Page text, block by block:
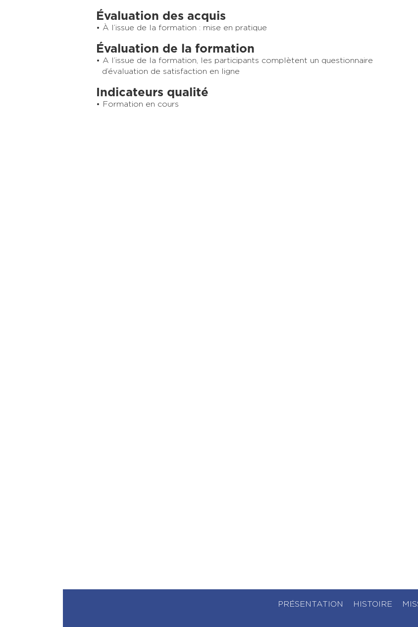
Évaluation des acquis
À l’issue de la formation : mise en pratique
Évaluation de la formation
A l’issue de la formation, les participants complètent un questionnaire
d’évaluation de satisfaction en ligne
Indicateurs qualité
Formation en cours
PRÉSENTATION HISTOIRE